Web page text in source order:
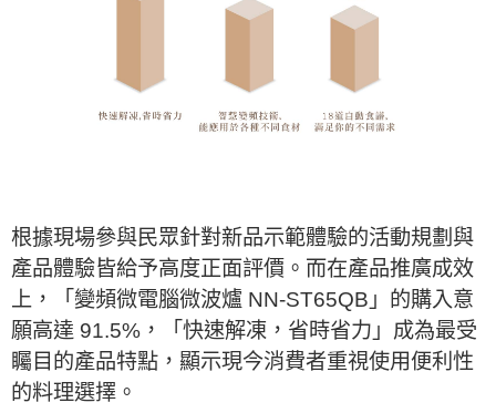
根據現場參與民眾針對新品示範體驗的活動規劃與
產品體驗皆給予高度正面評價。而在產品推廣成效
上，「變頻微電腦微波爐 NN-ST65QB」的購入意
願高達 91.5%，「快速解凍，省時省力」成為最受
矚目的產品特點，顯示現今消費者重視使用便利性
的料理選擇。